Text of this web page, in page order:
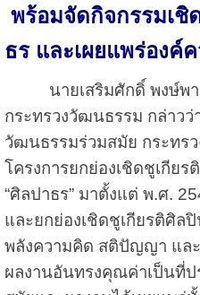
พร้อมจัดกิจกรรมเชิ
ธร และเผยแพร่องค์
นายเสริมศักดิ์ พงษ์พา
กระทรวงวัฒนธรรม กล่าว
วัฒนธรรมร่วมสมัย กระทร
โครงการยกย่องเชิดชูเกีย
“ศิลปาธร” มาตั้งแต่ พ.ศ.
และยกย่องเชิดชูเกียรติศิล
พลังความคิด สติปัญญา แล
ผลงานอันทรงคุณค่าเป็นที่ป